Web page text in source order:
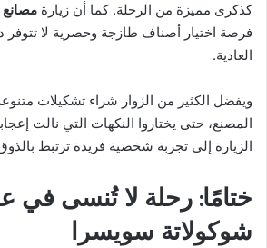
كذكرى مميزة من الرحلة. كما أن زيارة مصانع
فرصة اختيار أصناف طازجة وحصرية لا تتوفر
العادية.
ويفضل الكثير من الزوار شراء تشكيلات
المصنع، حتى يختاروا النكهات التي نالت
الزيارة إلى تجربة شخصية فريدة ترتبط
ختامًا: رحلة لا تُنسى في
شوكولاتة سويسرا